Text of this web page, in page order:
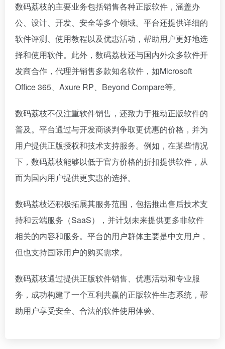
数码荔枝的主要业务包括销售各种正版软件，涵盖办
公、设计、开发、安全等多个领域。平台还提供详细的
软件评测、使用教程以及优惠活动，帮助用户更好地选
择和使用软件。此外，数码荔枝还与国内外众多软件开
发商合作，代理并销售多款知名软件，如Microsoft
Office 365、Axure RP、Beyond Compare等。
数码荔枝不仅注重软件销售，还致力于推动正版软件的
普及。平台通过与开发商谈判争取更优惠的价格，并为
用户提供正版授权和技术支持服务。例如，在某些情况
下，数码荔枝能够以低于官方价格的折扣提供软件，从
而为国内用户提供更实惠的选择。
数码荔枝还积极拓展其服务范围，包括推出售后技术支
持和云端服务（SaaS），并计划未来提供更多非软件
相关的内容和服务。平台的用户群体主要是中文用户，
但也支持国际用户的购买需求。
数码荔枝通过提供正版软件销售、优惠活动和专业服
务，成功构建了一个互利共赢的正版软件生态系统，帮
助用户享受安全、合法的软件使用体验。